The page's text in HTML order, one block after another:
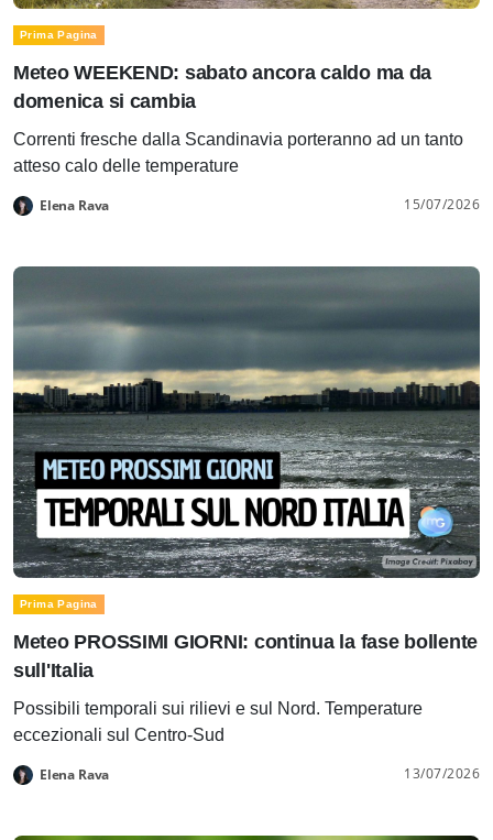
Prima Pagina
Meteo WEEKEND: sabato ancora caldo ma da
domenica si cambia
Correnti fresche dalla Scandinavia porteranno ad un tanto
atteso calo delle temperature
Elena Rava 15/07/2026
Prima Pagina
Meteo PROSSIMI GIORNI: continua la fase bollente
sull'Italia
Possibili temporali sui rilievi e sul Nord. Temperature
eccezionali sul Centro-Sud
Elena Rava 13/07/2026